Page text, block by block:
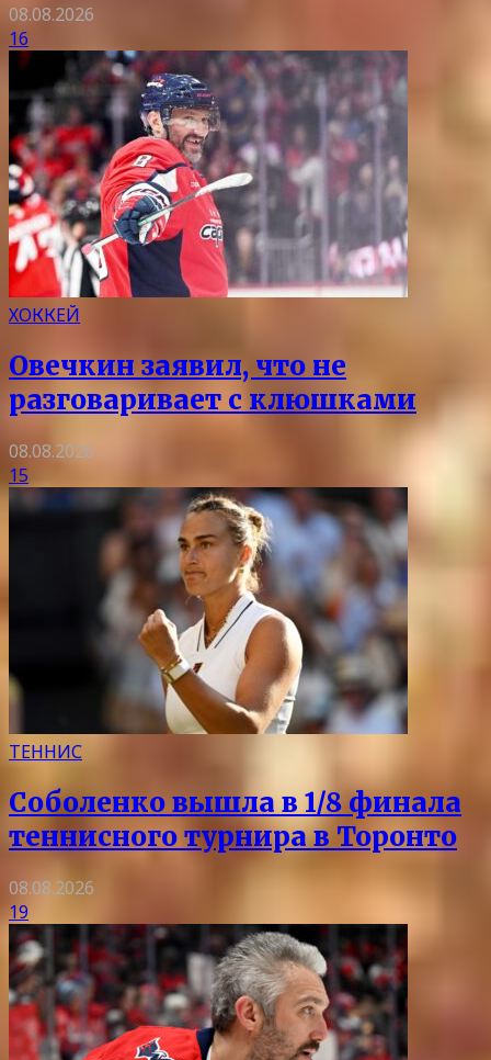
08.08.2026
16
ХОККЕЙ
Овечкин заявил, что не
разговаривает с клюшками
08.08.2026
15
ТЕННИС
Соболенко вышла в 1/8 финала
теннисного турнира в Торонто
08.08.2026
19